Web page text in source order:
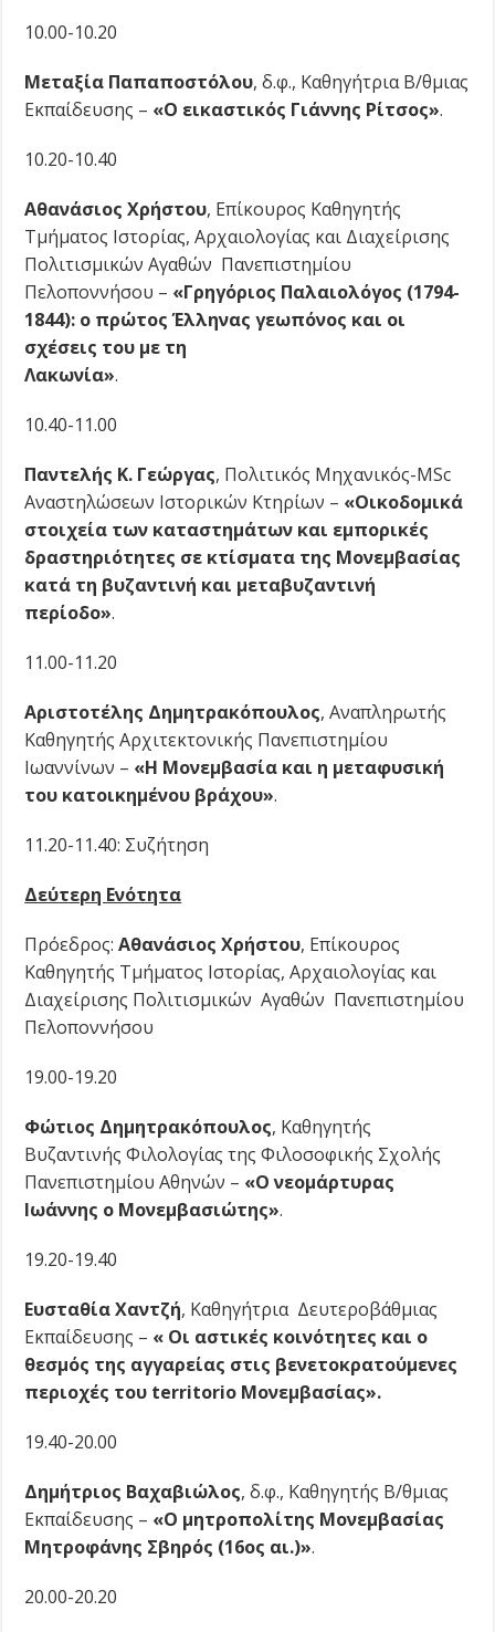
10.00-10.20
Μεταξία Παπαποστόλου, δ.φ., Καθηγήτρια Β/θμιας
Εκπαίδευσης – «Ο εικαστικός Γιάννης Ρίτσος».
10.20-10.40
Αθανάσιος Χρήστου, Επίκουρος Καθηγητής
Τμήματος Ιστορίας, Αρχαιολογίας και Διαχείρισης
Πολιτισμικών Αγαθών Πανεπιστημίου
Πελοποννήσου – «Γρηγόριος Παλαιολόγος (1794-
1844): ο πρώτος Έλληνας γεωπόνος και οι
σχέσεις του με τη
Λακωνία».
10.40-11.00
Παντελής Κ. Γεώργας, Πολιτικός Μηχανικός-MSc
Αναστηλώσεων Ιστορικών Κτηρίων – «Οικοδομικά
στοιχεία των καταστημάτων και εμπορικές
δραστηριότητες σε κτίσματα της Μονεμβασίας
κατά τη βυζαντινή και μεταβυζαντινή
περίοδο».
11.00-11.20
Αριστοτέλης Δημητρακόπουλος, Αναπληρωτής
Καθηγητής Αρχιτεκτονικής Πανεπιστημίου
Ιωαννίνων – «Η Μονεμβασία και η μεταφυσική
του κατοικημένου βράχου».
11.20-11.40: Συζήτηση
Δεύτερη Ενότητα
Πρόεδρος: Αθανάσιος Χρήστου, Επίκουρος
Καθηγητής Τμήματος Ιστορίας, Αρχαιολογίας και
Διαχείρισης Πολιτισμικών Αγαθών Πανεπιστημίου
Πελοποννήσου
19.00-19.20
Φώτιος Δημητρακόπουλος, Καθηγητής
Βυζαντινής Φιλολογίας της Φιλοσοφικής Σχολής
Πανεπιστημίου Αθηνών – «Ο νεομάρτυρας
Ιωάννης ο Μονεμβασιώτης».
19.20-19.40
Ευσταθία Χαντζή, Καθηγήτρια Δευτεροβάθμιας
Εκπαίδευσης – « Οι αστικές κοινότητες και ο
θεσμός της αγγαρείας στις βενετοκρατούμενες
περιοχές του territorio Μονεμβασίας».
19.40-20.00
Δημήτριος Βαχαβιώλος, δ.φ., Καθηγητής Β/θμιας
Εκπαίδευσης – «Ο μητροπολίτης Μονεμβασίας
Μητροφάνης Σβηρός (16ος αι.)».
20.00-20.20